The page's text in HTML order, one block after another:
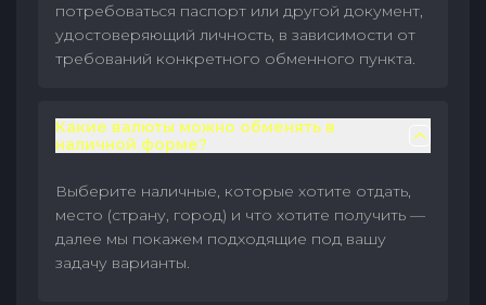
потребоваться паспорт или другой документ,
удостоверяющий личность, в зависимости от
требований конкретного обменного пункта.
Какие валюты можно обменять в
наличной форме?
Выберите наличные, которые хотите отдать,
место (страну, город) и что хотите получить —
далее мы покажем подходящие под вашу
задачу варианты.